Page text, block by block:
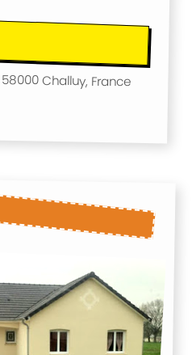
Challuy, France